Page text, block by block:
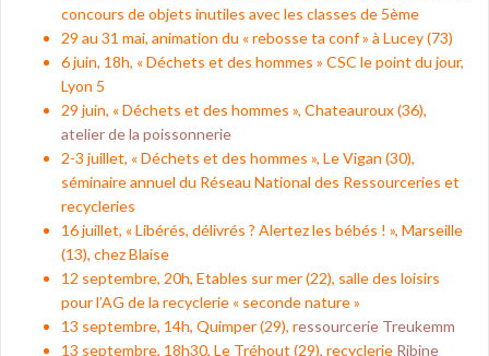
concours de objets inutiles avec les classes de 5ème
29 au 31 mai, animation du « rebosse ta conf » à Lucey (73)
6 juin, 18h, « Déchets et des hommes » CSC le point du jour,
Lyon 5
29 juin, « Déchets et des hommes », Chateauroux (36),
atelier de la poissonnerie
2-3 juillet, « Déchets et des hommes », Le Vigan (30),
séminaire annuel du Réseau National des Ressourceries et
recycleries
16 juillet, « Libérés, délivrés ? Alertez les bébés ! », Marseille
(13), chez Blaise
12 septembre, 20h, Etables sur mer (22), salle des loisirs
pour l’AG de la recyclerie « seconde nature »
13 septembre, 14h, Quimper (29), ressourcerie Treukemm
13 septembre, 18h30, Le Tréhout (29), recyclerie Ribine